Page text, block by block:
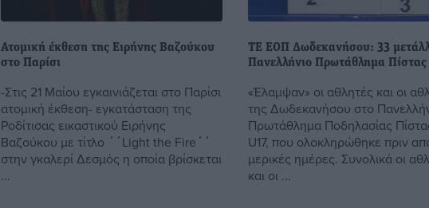
Ατομική έκθεση της Ειρήνης Βαζούκου
στο Παρίσι
-Στις 21 Μαίου εγκαινιάζεται στο Παρίσι
ατομική έκθεση- εγκατάσταση της
Ροδίτισας εικαστικού Ειρήνης
Βαζούκου με τίτλο ΄΄Light the Fire΄΄
στην γκαλερί Δεσμός η οποία βρίσκεται
...
ΤΕ ΕΟΠ Δωδεκανήσου: 33
Πανελλήνιο Πρωτάθλημα Πίστας
«Έλαμψαν» οι αθλητές και οι
της Δωδεκανήσου στο
Πρωτάθλημα Ποδηλασίας
U17, που ολοκληρώθηκε πριν
μερικές ημέρες. Συνολικά οι
και οι ...